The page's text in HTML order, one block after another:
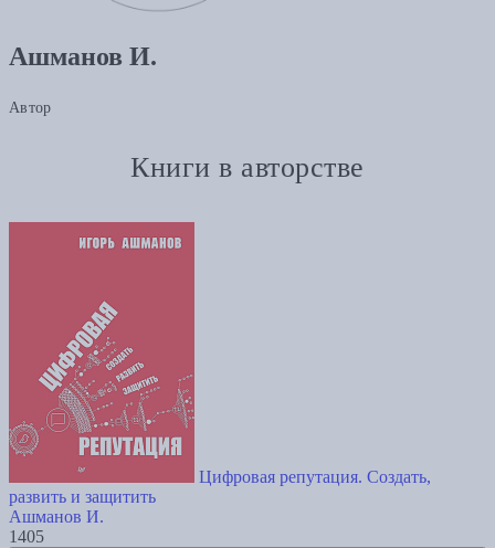
Ашманов И.
Автор
Книги в авторстве
Цифровая репутация. Создать,
развить и защитить
Ашманов И.
1405